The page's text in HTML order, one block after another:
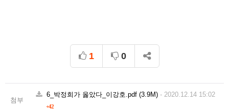
1 0
첨부
6_박정희가 옳았다_이강호.pdf (3.9M) - 2020.12.14 15:02
+42